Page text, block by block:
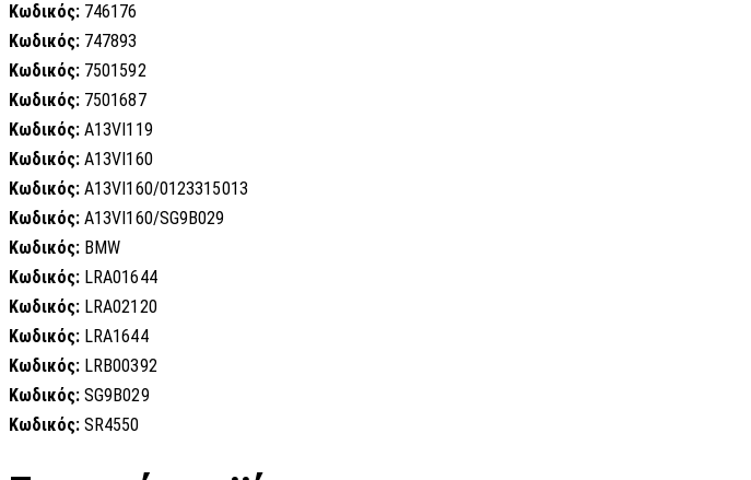
Κωδικός: 746176
Κωδικός: 747893
Κωδικός: 7501592
Κωδικός: 7501687
Κωδικός: A13VI119
Κωδικός: A13VI160
Κωδικός: A13VI160/0123315013
Κωδικός: A13VI160/SG9B029
Κωδικός: BMW
Κωδικός: LRA01644
Κωδικός: LRA02120
Κωδικός: LRA1644
Κωδικός: LRB00392
Κωδικός: SG9B029
Κωδικός: SR4550